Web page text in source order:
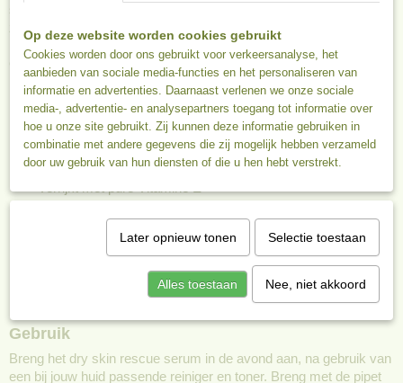
zeer droge huid.
Gedetailleerde informatie over het SPA Dry Skin
Rescue Serum
De speciale mix van 6 oliën (abrikozenpit, eeuwige kool,
teunisbloem, hondsroos, kokos en marula) en boter van de
monoï-bloem laten alle tekenen van droogte verdwijnen
en/of rijpere huid
Ook zeer geschikt voor een huid met eczeem
Ook verkrijgbaar alsreisverpakking in 3 ml flesje met pipet
Gebruik
Breng het dry skin rescue serum in de avond aan, na gebruik van
een bij jouw huid passende reiniger en toner. Breng met de pipet
Op deze website worden cookies gebruikt
Cookies worden door ons gebruikt voor verkeersanalyse, het
aanbieden van sociale media-functies en het personaliseren van
informatie en advertenties. Daarnaast verlenen we onze sociale
media-, advertentie- en analysepartners toegang tot informatie over
hoe u onze site gebruikt. Zij kunnen deze informatie gebruiken in
combinatie met andere gegevens die zij mogelijk hebben verzameld
door uw gebruik van hun diensten of die u hen hebt verstrekt.
Later opnieuw tonen Selectie toestaan
Alles toestaan Nee, niet akkoord